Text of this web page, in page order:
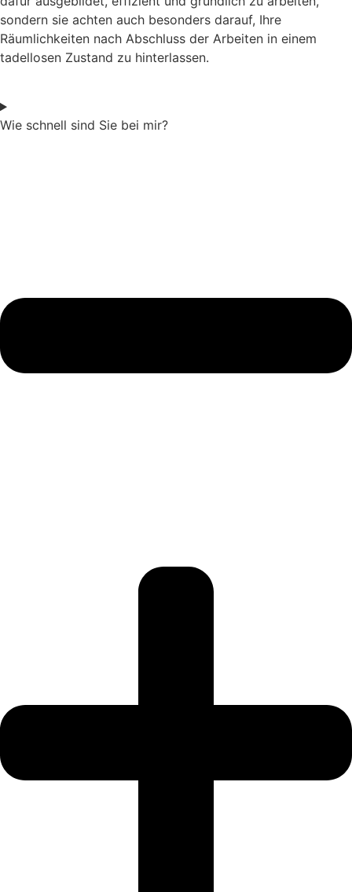
sondern sie achten auch besonders darauf, Ihre
Räumlichkeiten nach Abschluss der Arbeiten in einem
tadellosen Zustand zu hinterlassen.
Wie schnell sind Sie bei mir?